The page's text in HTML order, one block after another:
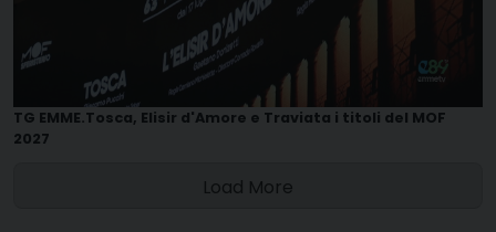
TG EMME.Tosca, Elisir d'Amore e Traviata i titoli del MOF
2027
Load More